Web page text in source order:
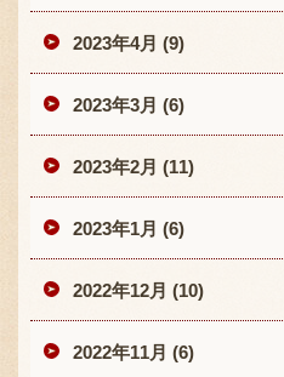
2023年4月 (9)
2023年3月 (6)
2023年2月 (11)
2023年1月 (6)
2022年12月 (10)
2022年11月 (6)